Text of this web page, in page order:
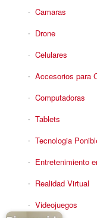
Camaras
Drone
Celulares
Accesorios para
Computadoras
Tablets
Tecnologia
Entretenimiento
Realidad Virtual
Videojuegos